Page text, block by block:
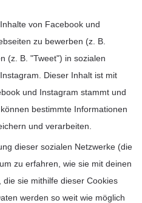
von Facebook und
zu bewerben (z. B.
(z. B. "Tweet") in sozialen
Dieser Inhalt ist mit
und Instagram stammt und
bestimmte Informationen
und verarbeiten.
dieser sozialen Netzwerke (die
zu erfahren, wie sie mit deinen
sie mithilfe dieser Cookies
werden so weit wie möglich